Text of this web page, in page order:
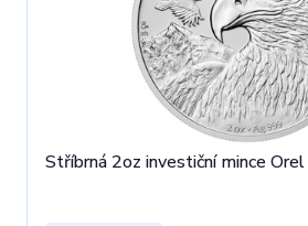
Stříbrná 2oz investiční mince